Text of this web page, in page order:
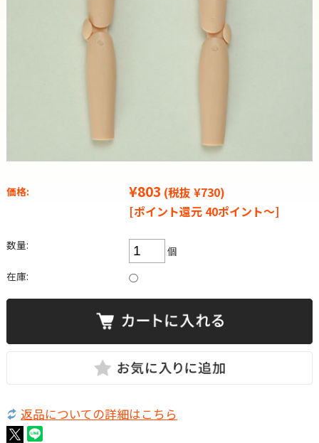
価格: ¥803 (税抜 ¥730)
[ポイント還元 40ポイント～]
数量:
個
在庫:
○
返品についての詳細はこちら